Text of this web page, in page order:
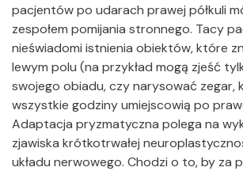
pacjentów po udarach prawej półkuli
zespołem pomijania stronnego. Tacy
nieświadomi istnienia obiektów, które
lewym polu (na przykład mogą zjeść
swojego obiadu, czy narysować zegar,
wszystkie godziny umiejscowią po
Adaptacja pryzmatyczna polega na
zjawiska krótkotrwałej
układu nerwowego. Chodzi o to, by za